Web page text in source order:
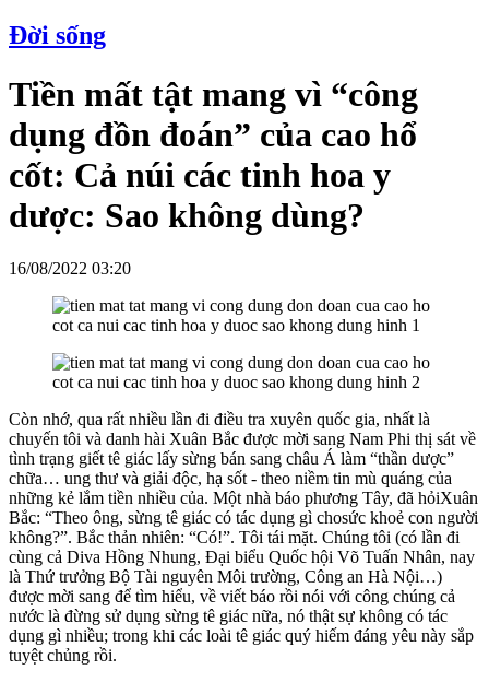
Đời sống
Tiền mất tật mang vì “công
dụng đồn đoán” của cao hổ
cốt: Cả núi các tinh hoa y
dược: Sao không dùng?
16/08/2022 03:20
Còn nhớ, qua rất nhiều lần đi điều tra xuyên quốc gia, nhất là
chuyến tôi và danh hài Xuân Bắc được mời sang Nam Phi thị sát về
tình trạng giết tê giác lấy sừng bán sang châu Á làm “thần dược”
chữa… ung thư và giải độc, hạ sốt - theo niềm tin mù quáng của
những kẻ lắm tiền nhiều của. Một nhà báo phương Tây, đã hỏiXuân
Bắc: “Theo ông, sừng tê giác có tác dụng gì chosức khoẻ con người
không?”. Bắc thản nhiên: “Có!”. Tôi tái mặt. Chúng tôi (có lần đi
cùng cả Diva Hồng Nhung, Đại biểu Quốc hội Võ Tuấn Nhân, nay
là Thứ trưởng Bộ Tài nguyên Môi trường, Công an Hà Nội…)
được mời sang để tìm hiểu, về viết báo rồi nói với công chúng cả
nước là đừng sử dụng sừng tê giác nữa, nó thật sự không có tác
dụng gì nhiều; trong khi các loài tê giác quý hiếm đáng yêu này sắp
tuyệt chủng rồi.